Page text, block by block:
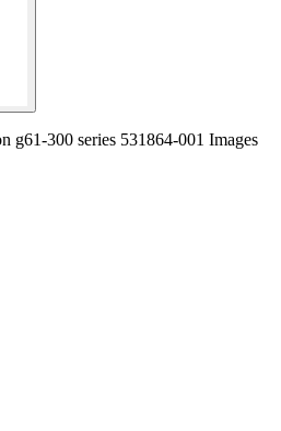
g61-300 series 531864-001 Images